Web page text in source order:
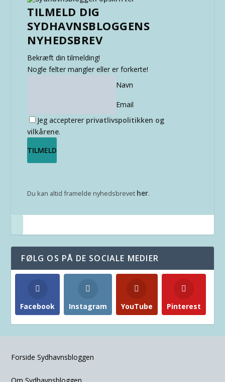
TILMELD DIG
SYDHAVNSBLOGGENS
NYHEDSBREV
Bekræft din tilmelding!
Nogle felter mangler eller er forkerte!
Navn
Email
Jeg accepterer privatlivspolitikken og
vilkårene.
Du kan altid framelde nyhedsbrevet her.
FØLG OS PÅ DE SOCIALE MEDIER
Facebook Instagram YouTube Pinterest
Forside Sydhavnsbloggen
Om Sydhavnsbloggen